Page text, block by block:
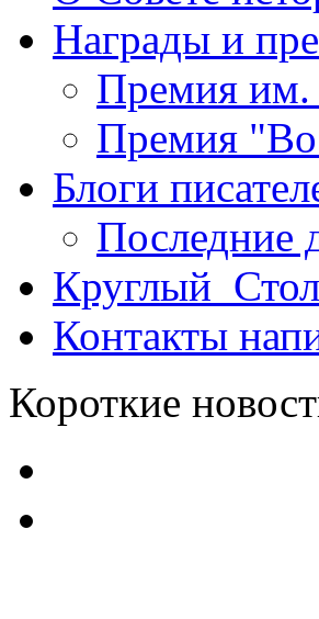
Награды и
Премия им.
Премия "Во
Блоги
Последние
Круглый_Стол
Контакты
Короткие